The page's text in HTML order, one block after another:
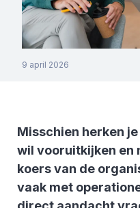
9 april 2026
Misschien herken
wil vooruitkijken en
koers van de
vaak met